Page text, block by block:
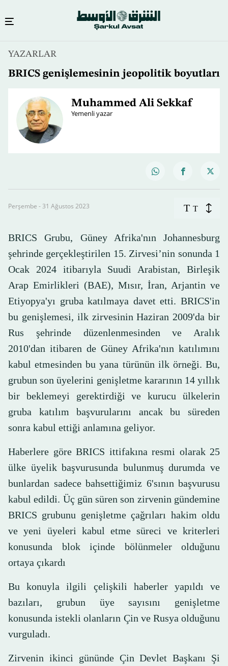
YAZARLAR
BRICS genişlemesinin jeopolitik boyutları
Muhammed Ali Sekkaf
Yemenli yazar
Perşembe - 31 Ağustos 2023 T T
BRICS Grubu, Güney Afrika'nın Johannesburg
şehrinde gerçekleştirilen 15. Zirvesi’nin sonunda 1
Ocak 2024 itibarıyla Suudi Arabistan, Birleşik
Arap Emirlikleri (BAE), Mısır, İran, Arjantin ve
Etiyopya'yı gruba katılmaya davet etti. BRICS'in
bu genişlemesi, ilk zirvesinin Haziran 2009'da bir
Rus şehrinde düzenlenmesinden ve Aralık
2010'dan itibaren de Güney Afrika'nın katılımını
kabul etmesinden bu yana türünün ilk örneği. Bu,
grubun son üyelerini genişletme kararının 14 yıllık
bir beklemeyi gerektirdiği ve kurucu ülkelerin
gruba katılım başvurularını ancak bu süreden
sonra kabul ettiği anlamına geliyor.
Haberlere göre BRICS ittifakına resmi olarak 25
ülke üyelik başvurusunda bulunmuş durumda ve
bunlardan sadece bahsettiğimiz 6'sının başvurusu
kabul edildi. Üç gün süren son zirvenin gündemine
BRICS grubunu genişletme çağrıları hakim oldu
ve yeni üyeleri kabul etme süreci ve kriterleri
konusunda blok içinde bölünmeler olduğunu
ortaya çıkardı
Bu konuyla ilgili çelişkili haberler yapıldı ve
bazıları, grubun üye sayısını genişletme
konusunda istekli olanların Çin ve Rusya olduğunu
vurguladı.
Zirvenin ikinci gününde Çin Devlet Başkanı Şi